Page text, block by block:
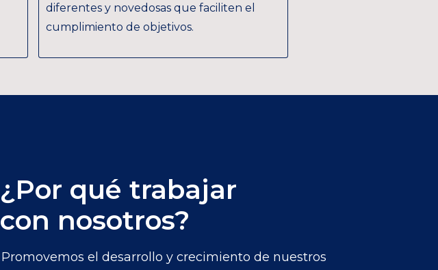
diferentes y novedosas que faciliten el
cumplimiento de objetivos.
¿Por qué trabajar
con nosotros?
Promovemos el desarrollo y crecimiento de nuestros